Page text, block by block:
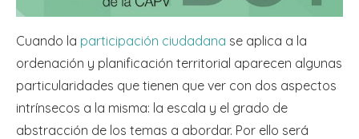
Cuando la participación ciudadana se aplica a la
ordenación y planificación territorial aparecen algunas
particularidades que tienen que ver con dos aspectos
intrínsecos a la misma: la escala y el grado de
abstracción de los temas a abordar. Por ello será